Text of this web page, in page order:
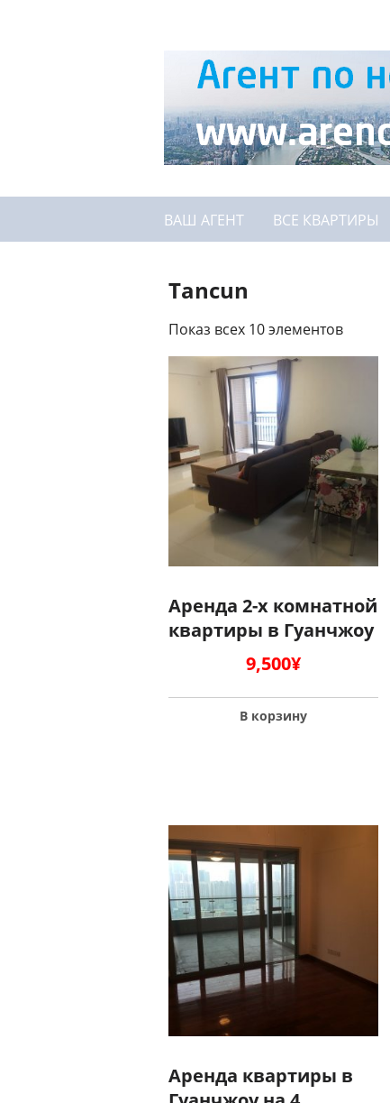
ВАШ АГЕНТ ВСЕ КВАРТИРЫ
Tancun
Показ всех 10 элементов
Аренда 2-х комнатной
квартиры в Гуанчжоу
9,500¥
В корзину
Аренда квартиры в